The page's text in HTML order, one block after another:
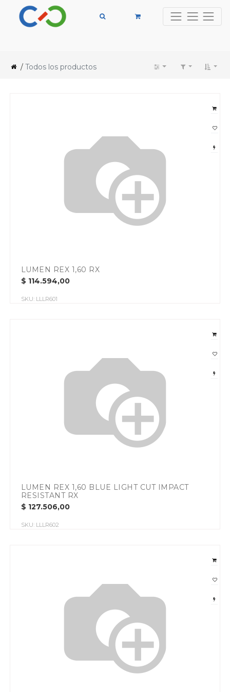
/ Todos los productos
LUMEN REX 1,60 RX
$ 114.594,00
SKU: LLLR601
LUMEN REX 1,60 BLUE LIGHT CUT IMPACT
RESISTANT RX
$ 127.506,00
SKU: LLLR602